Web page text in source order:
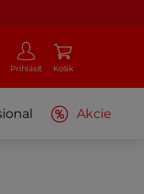
Prihlásiť Košík
Akcie